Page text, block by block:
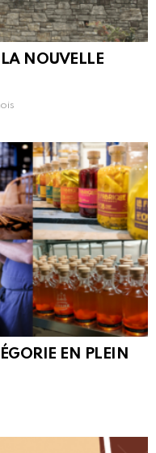
NOUVELLE
EN PLEIN